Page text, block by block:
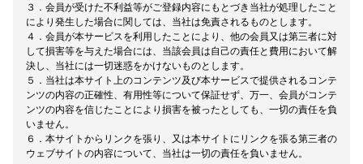
３．会員が受けた不利益等がご登録内容にもとづき当社が処理したこと
により発生した場合に関しては、当社は免責されるものとします。
４．会員が本サービスを利用したことにより、他の会員又は第三者に対
して損害等を与えた場合には、当該会員は自己の責任と費用において解
決し、当社には一切迷惑をかけないものとします。
５．当社は本サイト上のコンテンツ及び本サービスで提供されるコンテ
ンツの内容の正確性、有用性等について保証せず、万一、会員がコンテ
ンツの内容を信じたことにより損害を被ったとしても、一切の責任を負
いません。
６．本サイトからリンクを張り、又は本サイトにリンクを張る第三者の
ウェブサイトの内容について、当社は一切の責任を負いません。